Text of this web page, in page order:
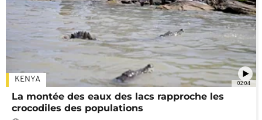
02:04
KENYA
La montée des eaux des lacs rapproche les
crocodiles des populations